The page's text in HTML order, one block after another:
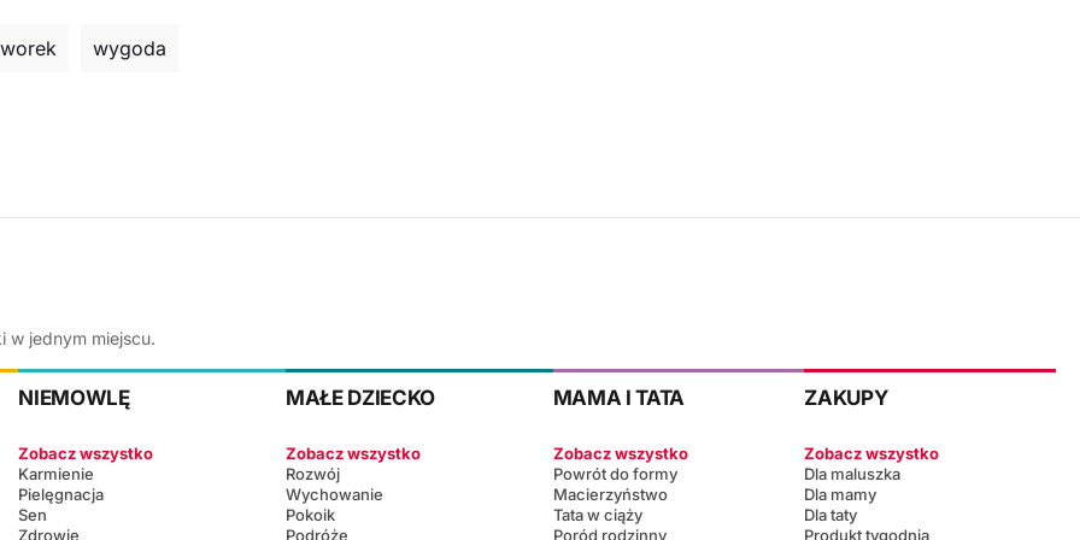
wygoda
w jednym miejscu.
NIEMOWLĘ
Zobacz wszystko
Karmienie
Pielęgnacja
Sen
Zdrowie
MAŁE DZIECKO
Zobacz wszystko
Rozwój
Wychowanie
Pokoik
Podróże
MAMA I TATA
Zobacz wszystko
Powrót do formy
Macierzyństwo
Tata w ciąży
Poród rodzinny
ZAKUPY
Zobacz wszystko
Dla maluszka
Dla mamy
Dla taty
Produkt tygodnia